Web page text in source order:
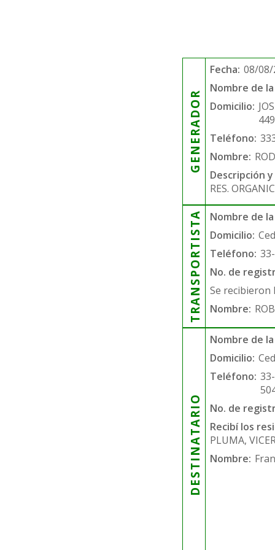
GENERADOR
Fecha: 08/
Nombre de
Domicilio:
Teléfono:
Nombre:
Descripción
RES.
TRANSPORTISTA Nombre de
Domicilio:
Teléfono:
No. de
Se
Nombre:
DESTINATARIO
Nombre de
Domicilio:
Teléfono:
No. de
Recibí los
PLUMA,
Nombre: